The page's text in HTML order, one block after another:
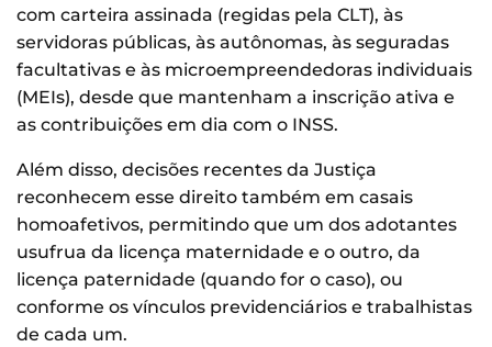
com carteira assinada (regidas pela CLT), às
servidoras públicas, às autônomas, às seguradas
facultativas e às microempreendedoras individuais
(MEIs), desde que mantenham a inscrição ativa e
as contribuições em dia com o INSS.
Além disso, decisões recentes da Justiça
reconhecem esse direito também em casais
homoafetivos, permitindo que um dos adotantes
usufrua da licença maternidade e o outro, da
licença paternidade (quando for o caso), ou
conforme os vínculos previdenciários e trabalhistas
de cada um.